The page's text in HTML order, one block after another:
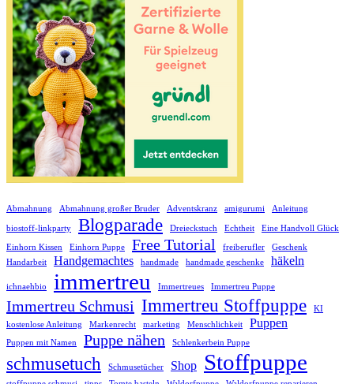
Abmahnung Abmahnung großer Bruder Adventskranz amigurumi Anleitung
biostoff-linkparty Blogparade Dreieckstuch Echtheit Eine Handvoll Glück
Einhorn Kissen Einhorn Puppe Free Tutorial freiberufler
Geschenk
Handarbeit
Handgemachtes handmade handmade geschenke häkeln
ichnaehbio immertreu Immertreues Immertreu Puppe
Immertreu Schmusi Immertreu Stoffpuppe
KI
kostenlose Anleitung
Markenrecht marketing Menschlichkeit Puppen
Puppen mit Namen Puppe nähen Schlenkerbein Puppe
schmusetuch Schmusetücher Shop Stoffpuppe